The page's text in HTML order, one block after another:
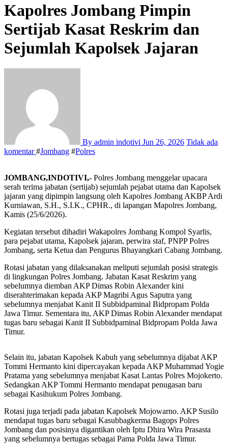
Kapolres Jombang Pimpin
Sertijab Kasat Reskrim dan
Sejumlah Kapolsek Jajaran
By admin indotivi Jun 26, 2026 Tidak ada
komentar#Jombang #Polres
JOMBANG,INDOTIVI,- Polres Jombang menggelar upacara
serah terima jabatan (sertijab) sejumlah pejabat utama dan Kapolsek
jajaran yang dipimpin langsung oleh Kapolres Jombang AKBP Ardi
Kurniawan, S.H., S.I.K., CPHR., di lapangan Mapolres Jombang,
Kamis (25/6/2026).
Kegiatan tersebut dihadiri Wakapolres Jombang Kompol Syarlis,
para pejabat utama, Kapolsek jajaran, perwira staf, PNPP Polres
Jombang, serta Ketua dan Pengurus Bhayangkari Cabang Jombang.
Rotasi jabatan yang dilaksanakan meliputi sejumlah posisi strategis
di lingkungan Polres Jombang. Jabatan Kasat Reskrim yang
sebelumnya diemban AKP Dimas Robin Alexander kini
diserahterimakan kepada AKP Magribi Agus Saputra yang
sebelumnya menjabat Kanit II Subbidpaminal Bidpropam Polda
Jawa Timur. Sementara itu, AKP Dimas Robin Alexander mendapat
tugas baru sebagai Kanit II Subbidpaminal Bidpropam Polda Jawa
Timur.
Selain itu, jabatan Kapolsek Kabuh yang sebelumnya dijabat AKP
Tommi Hermanto kini dipercayakan kepada AKP Muhammad Yogie
Pratama yang sebelumnya menjabat Kasat Lantas Polres Mojokerto.
Sedangkan AKP Tommi Hermanto mendapat penugasan baru
sebagai Kasihukum Polres Jombang.
Rotasi juga terjadi pada jabatan Kapolsek Mojowarno. AKP Susilo
mendapat tugas baru sebagai Kasubbagkerma Bagops Polres
Jombang dan posisinya digantikan oleh Iptu Dhira Wira Prasasta
yang sebelumnya bertugas sebagai Pama Polda Jawa Timur.